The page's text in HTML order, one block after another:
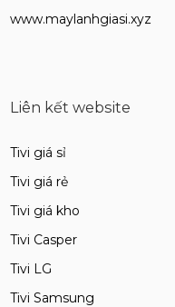
www.maylanhgiasi.xyz
Liên kết website
Tivi giá sỉ
Tivi giá rẻ
Tivi giá kho
Tivi Casper
Tivi LG
Tivi Samsung